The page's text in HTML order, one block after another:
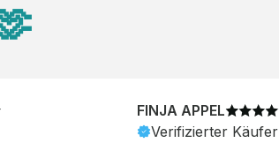
FINJA APPEL
Verifizierter Käufer